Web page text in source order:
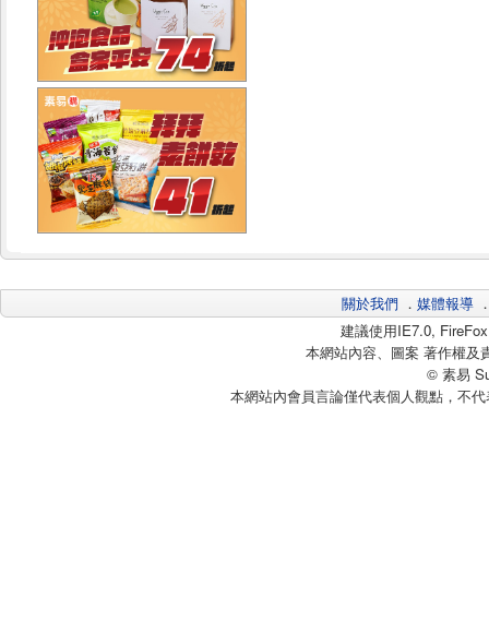
關於我們 ． 媒體報導
建議使用IE7.0,
本網站內容、圖案 著作權及
© 素易
本網站內會員言論僅代表個人觀點，不